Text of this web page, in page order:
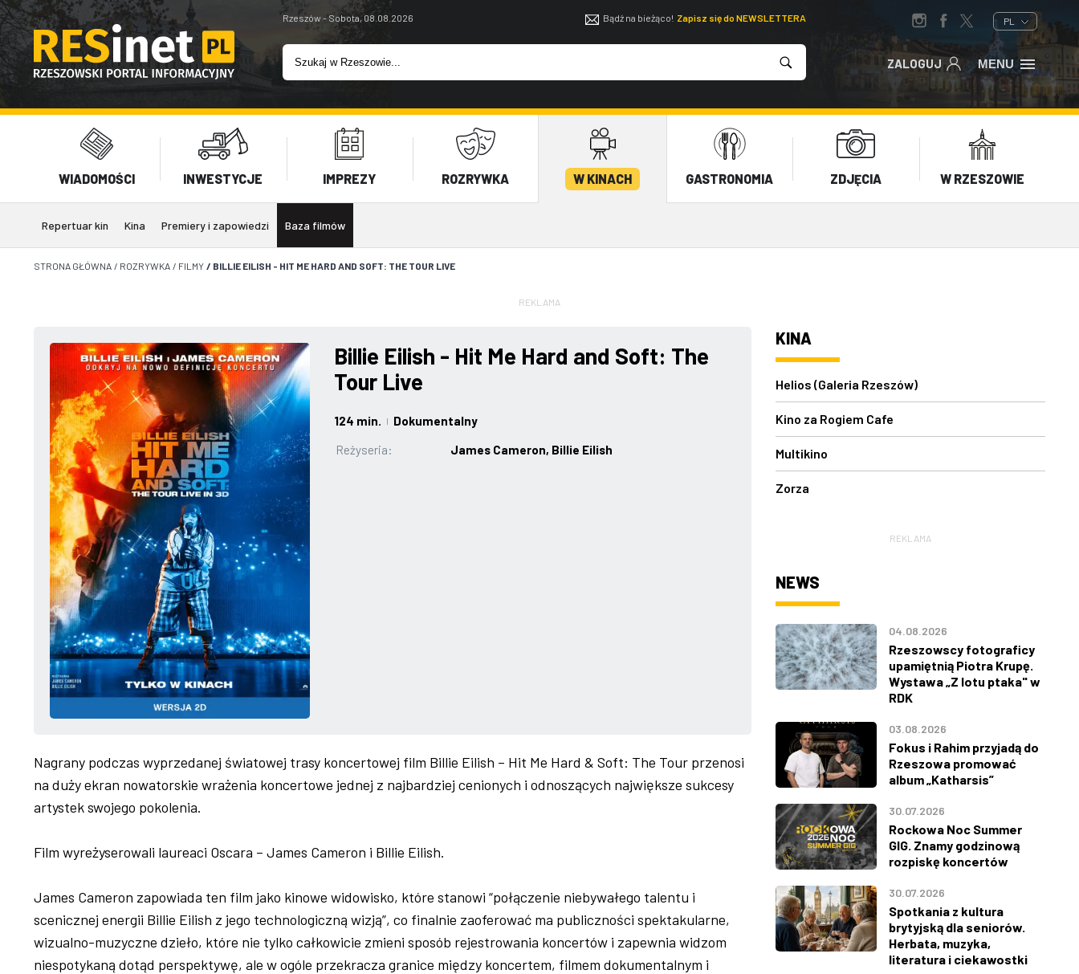
Rzeszów - Sobota, 08.08.2026 Bądź na bieżąco! Zapisz się do NEWSLETTERA PL
ZALOGUJ MENU
WIADOMOŚCI INWESTYCJE IMPREZY ROZRYWKA W KINACH GASTRONOMIA ZDJĘCIA W RZESZOWIE
Repertuar kin Kina Premiery i zapowiedzi Baza filmów
STRONA GŁÓWNA / ROZRYWKA / FILMY / BILLIE EILISH - HIT ME HARD AND SOFT: THE TOUR LIVE
REKLAMA
Billie Eilish - Hit Me Hard and Soft: The
Tour Live
124 min. |
Dokumentalny
Reżyseria:
James Cameron, Billie Eilish
Nagrany podczas wyprzedanej światowej trasy koncertowej film Billie Eilish – Hit Me Hard & Soft: The Tour przenosi
na duży ekran nowatorskie wrażenia koncertowe jednej z najbardziej cenionych i odnoszących największe sukcesy
artystek swojego pokolenia.
Film wyreżyserowali laureaci Oscara – James Cameron i Billie Eilish.
James Cameron zapowiada ten film jako kinowe widowisko, które stanowi “połączenie niebywałego talentu i
scenicznej energii Billie Eilish z jego technologiczną wizją”, co finalnie zaoferować ma publiczności spektakularne,
wizualno-muzyczne dzieło, które nie tylko całkowicie zmieni sposób rejestrowania koncertów i zapewnia widzom
niespotykaną dotąd perspektywę, ale w ogóle przekracza granice między koncertem, filmem dokumentalnym i
KINA
Helios (Galeria Rzeszów)
Kino za Rogiem Cafe
Multikino
Zorza
REKLAMA
NEWS
04.08.2026
Rzeszowscy fotograficy
upamiętnią Piotra Krupę.
Wystawa „Z lotu ptaka" w
RDK
03.08.2026
Fokus i Rahim przyjadą do
Rzeszowa promować
album „Katharsis”
30.07.2026
Rockowa Noc Summer
GIG. Znamy godzinową
rozpiskę koncertów
30.07.2026
Spotkania z kultura
brytyjską dla seniorów.
Herbata, muzyka,
literatura i ciekawostki